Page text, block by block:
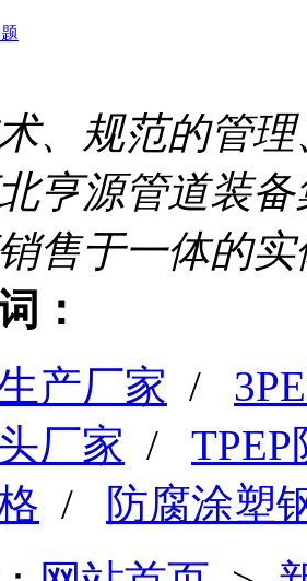
、规范的管
亨源管道装
售于一体的
：
产厂家 /
厂家 /
/
防腐涂塑